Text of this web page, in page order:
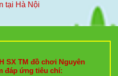
tại Hà Nội
TM đồ chơi Nguyên
đáp ứng tiêu chí: